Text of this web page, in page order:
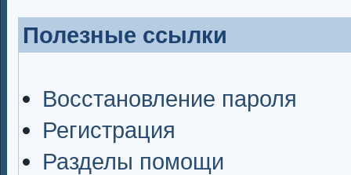
Полезные ссылки
Восстановление пароля
Регистрация
Разделы помощи